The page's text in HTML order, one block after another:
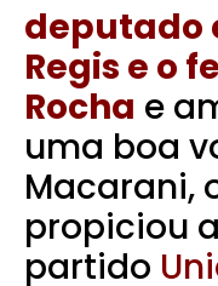
deputado
Regis e o
Rocha e
uma boa
Macarani,
propiciou
partido